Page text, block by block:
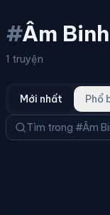
#Âm
1 truyện
Mới nhất Phổ